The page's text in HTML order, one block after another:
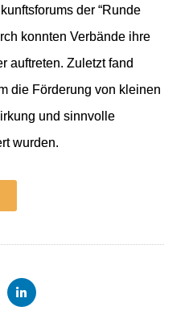
der “Runde
konnten Verbände ihre
auftreten. Zuletzt fand
die Förderung von kleinen
und sinnvolle
wurden.